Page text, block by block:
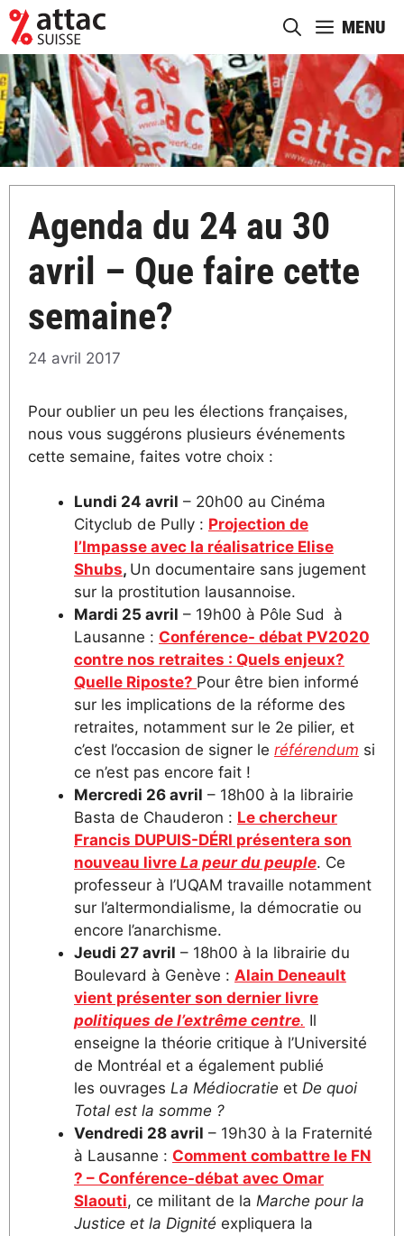
Aller
au
contenu
MENU
Agenda du 24 au 30
avril – Que faire cette
semaine?
24 avril 2017
Pour oublier un peu les élections françaises,
nous vous suggérons plusieurs événements
cette semaine, faites votre choix :
Lundi 24 avril – 20h00 au Cinéma
Cityclub de Pully : Projection de
l’Impasse avec la réalisatrice Elise
Shubs, Un documentaire sans jugement
sur la prostitution lausannoise.
Mardi 25 avril – 19h00 à Pôle Sud à
Lausanne : Conférence- débat PV2020
contre nos retraites : Quels enjeux?
Quelle Riposte? Pour être bien informé
sur les implications de la réforme des
retraites, notamment sur le 2e pilier, et
c’est l’occasion de signer le référendum si
ce n’est pas encore fait !
Mercredi 26 avril – 18h00 à la librairie
Basta de Chauderon : Le chercheur
Francis DUPUIS-DÉRI présentera son
nouveau livre La peur du peuple. Ce
professeur à l’UQAM travaille notamment
sur l’altermondialisme, la démocratie ou
encore l’anarchisme.
Jeudi 27 avril – 18h00 à la librairie du
Boulevard à Genève : Alain Deneault
vient présenter son dernier livre
politiques de l’extrême centre. Il
enseigne la théorie critique à l’Université
de Montréal et a également publié
les ouvrages La Médiocratie et De quoi
Total est la somme ?
Vendredi 28 avril – 19h30 à la Fraternité
à Lausanne : Comment combattre le FN
? – Conférence-débat avec Omar
Slaouti, ce militant de la Marche pour la
Justice et la Dignité expliquera la